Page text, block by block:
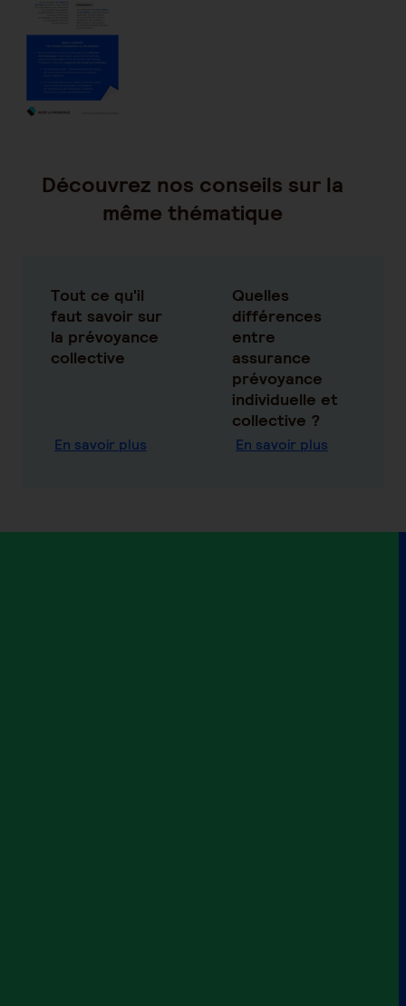
Découvrez nos conseils sur la
même thématique
Tout ce qu'il
faut savoir sur
la prévoyance
collective
En savoir plus
Quelles
différences
entre
assurance
prévoyance
individuelle et
collective ?
En savoir plus